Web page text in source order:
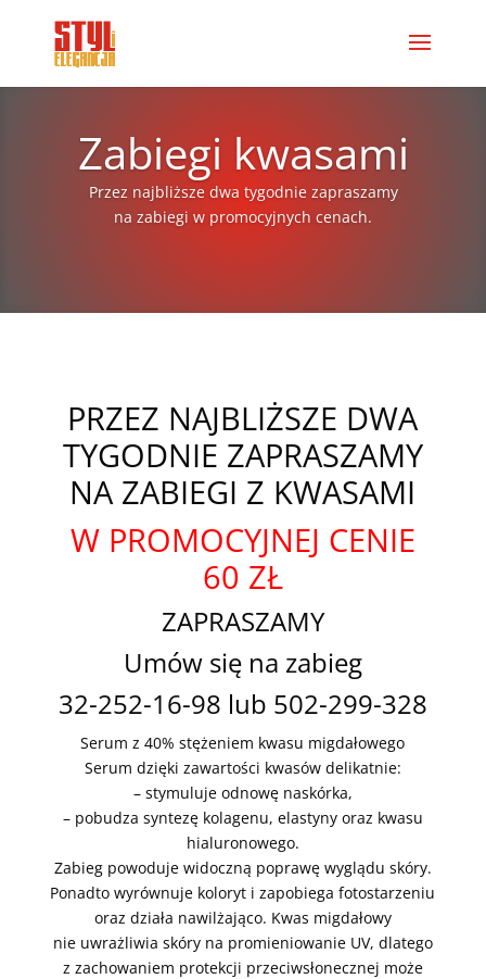
Zabiegi kwasami
Przez najbliższe dwa tygodnie zapraszamy
na zabiegi w promocyjnych cenach.
PRZEZ NAJBLIŻSZE DWA
TYGODNIE ZAPRASZAMY
NA ZABIEGI Z KWASAMI
W PROMOCYJNEJ CENIE
60 ZŁ
ZAPRASZAMY
Umów się na zabieg
32-252-16-98 lub 502-299-328
Serum z 40% stężeniem kwasu migdałowego
Serum dzięki zawartości kwasów delikatnie:
– stymuluje odnowę naskórka,
– pobudza syntezę kolagenu, elastyny oraz kwasu
hialuronowego.
Zabieg powoduje widoczną poprawę wyglądu skóry.
Ponadto wyrównuje koloryt i zapobiega fotostarzeniu
oraz działa nawilżająco. Kwas migdałowy
nie uwrażliwia skóry na promieniowanie UV, dlatego
z zachowaniem protekcji przeciwsłonecznej może